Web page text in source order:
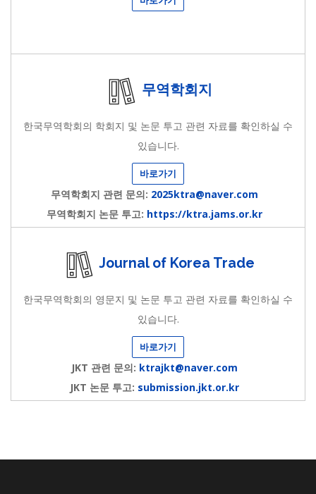
무역학회지
한국무역학회의 학회지 및 논문 투고 관련 자료를 확인하실 수
있습니다.
바로가기
무역학회지 관련 문의: 2025ktra@naver.com
무역학회지 논문 투고: https://ktra.jams.or.kr
Journal of Korea Trade
한국무역학회의 영문지 및 논문 투고 관련 자료를 확인하실 수
있습니다.
바로가기
JKT 관련 문의: ktrajkt@naver.com
JKT 논문 투고: submission.jkt.or.kr